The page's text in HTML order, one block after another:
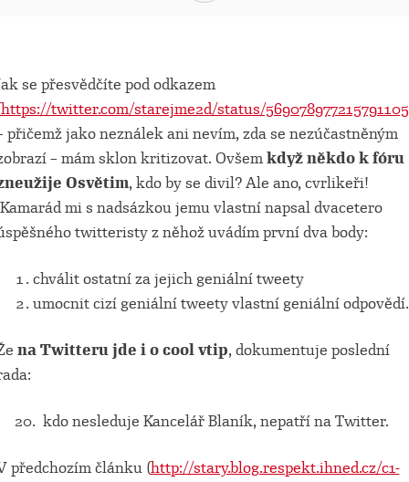
se přesvědčíte pod odkazem
https://twitter.com/starejme2d/status/569078977215791105
přičemž jako neználek ani nevím, zda se nezúčastněným
– mám sklon kritizovat. Ovšemkdyž někdo k fóru
Osvětim, kdo by se divil? Ale ano, cvrlikeři!
mi s nadsázkou jemu vlastní napsal dvacetero
twitteristy z něhož uvádím první dva body:
chválit ostatní za jejich geniální tweety
umocnit cizí geniální tweety vlastní geniální odpovědí.
na Twitteru jde i o cool vtip, dokumentuje poslední
kdo nesleduje Kancelář Blaník, nepatří na Twitter.
předchozím článku (http://stary.blog.respekt.ihned.cz/c1-